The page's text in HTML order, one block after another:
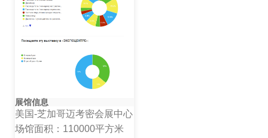
展馆信息
美国-芝加哥迈考密会展中心
场馆面积：110000平方米